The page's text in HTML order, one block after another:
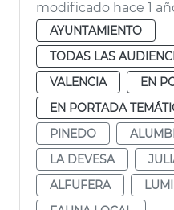
modificado hace 1
AYUNTAMIENTO
TODAS LAS
VALENCIA
EN
EN PORTADA
PINEDO
LA DEVESA
ALFUFERA